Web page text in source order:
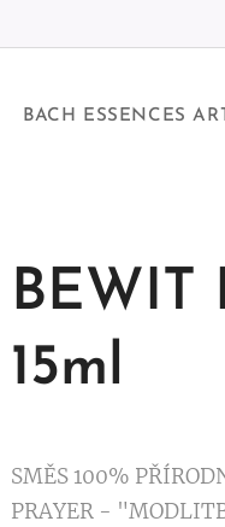
BACH ESSENCES
BEWIT
15ml
SMĚS 100%
PRAYER -